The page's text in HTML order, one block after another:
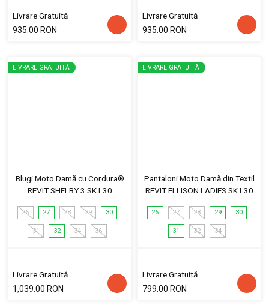
Livrare Gratuită
935.00 RON
Livrare Gratuită
935.00 RON
LIVRARE GRATUITĂ
Blugi Moto Damă cu Cordura®
REVIT SHELBY 3 SK L30
26 27 28 29 30
31 32 34 36
Livrare Gratuită
1,039.00 RON
LIVRARE GRATUITĂ
Pantaloni Moto Damă din Textil
REVIT ELLISON LADIES SK L30
26 27 28 29 30
31 32 34
Livrare Gratuită
799.00 RON